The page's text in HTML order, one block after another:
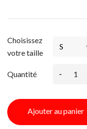
Choisissez
votre taille
Quantité -
Ajouter au panier